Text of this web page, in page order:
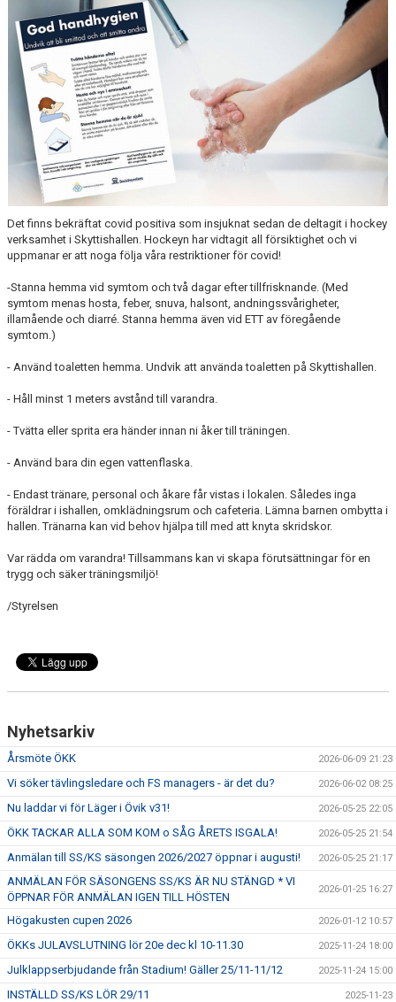
DOKUMENT
Det finns bekräftat covid positiva som insjuknat sedan de deltagit i hockey
verksamhet i Skyttishallen. Hockeyn har vidtagit all försiktighet och vi
uppmanar er att noga följa våra restriktioner för covid!
-Stanna hemma vid symtom och två dagar efter tillfrisknande. (Med
symtom menas hosta, feber, snuva, halsont, andningssvårigheter,
illamående och diarré. Stanna hemma även vid ETT av föregående
symtom.)
- Använd toaletten hemma. Undvik att använda toaletten på Skyttishallen.
- Håll minst 1 meters avstånd till varandra.
- Tvätta eller sprita era händer innan ni åker till träningen.
- Använd bara din egen vattenflaska.
- Endast tränare, personal och åkare får vistas i lokalen. Således inga
föräldrar i ishallen, omklädningsrum och cafeteria. Lämna barnen ombytta i
hallen. Tränarna kan vid behov hjälpa till med att knyta skridskor.
Var rädda om varandra! Tillsammans kan vi skapa förutsättningar för en
trygg och säker träningsmiljö!
/Styrelsen
Nyhetsarkiv
Årsmöte ÖKK 2026-06-09 21:23
Vi söker tävlingsledare och FS managers - är det du? 2026-06-02 08:25
Nu laddar vi för Läger i Övik v31! 2026-05-25 22:05
ÖKK TACKAR ALLA SOM KOM o SÅG ÅRETS ISGALA! 2026-05-25 21:54
Anmälan till SS/KS säsongen 2026/2027 öppnar i augusti! 2026-05-25 21:17
ANMÄLAN FÖR SÄSONGENS SS/KS ÄR NU STÄNGD * VI
ÖPPNAR FÖR ANMÄLAN IGEN TILL HÖSTEN
2026-01-25 16:27
Högakusten cupen 2026 2026-01-12 10:57
ÖKKs JULAVSLUTNING lör 20e dec kl 10-11.30 2025-11-24 18:00
Julklappserbjudande från Stadium! Gäller 25/11-11/12 2025-11-24 15:00
INSTÄLLD SS/KS LÖR 29/11 2025-11-23